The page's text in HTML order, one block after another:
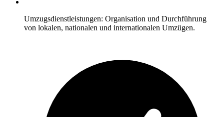
Umzugsdienstleistungen: Organisation und Durchführung
von lokalen, nationalen und internationalen Umzügen.